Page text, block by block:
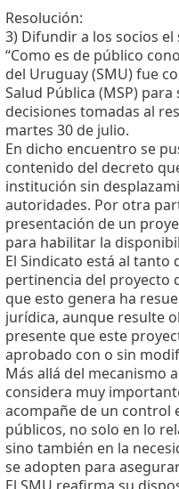
Facebook
X WhatsApp
Resolución:
3) Difundir a los socios
“Como es de público
del Uruguay (SMU) fue
Salud Pública (MSP)
decisiones tomadas al
martes 30 de julio.
En dicho encuentro se
contenido del decreto
institución sin
autoridades. Por otra
presentación de un
para habilitar la
El Sindicato está al tanto
pertinencia del proyecto
que esto genera ha
jurídica, aunque resulte
presente que este
aprobado con o sin
Más allá del mecanismo
considera muy
acompañe de un control
públicos, no solo en lo
sino también en la
se adopten para